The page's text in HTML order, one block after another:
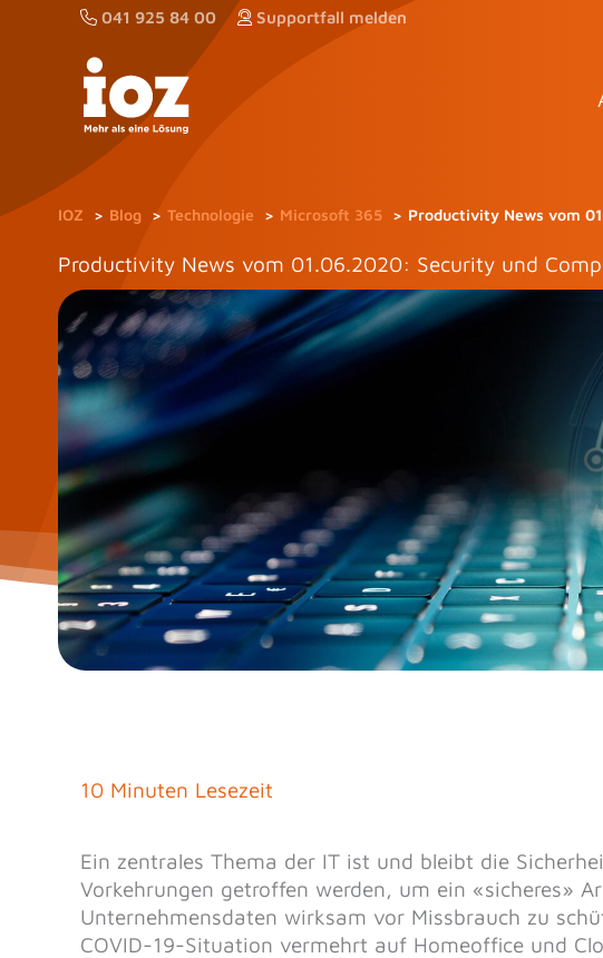
041 925 84 00 Supportfall melden
IOZ Blog Technologie Microsoft 365 Productivity News vom
Productivity News vom 01.06.2020: Security und
10 Minuten Lesezeit
Ein zentrales Thema der IT ist und bleibt die
Vorkehrungen getroffen werden, um ein «sicheres»
Unternehmensdaten wirksam vor Missbrauch zu
COVID-19-Situation vermehrt auf Homeoffice und